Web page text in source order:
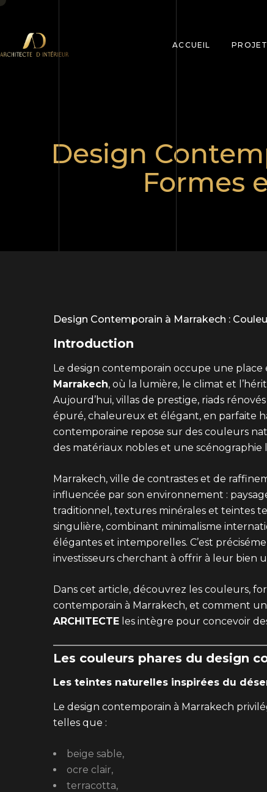
ACCUEIL
Design
Formes
Design Contemporain à Marrakech :
Introduction
Le design contemporain occupe une place
Marrakech, où la lumière, le climat et
Aujourd’hui, villas de prestige, riads
épuré, chaleureux et élégant, en parfaite
contemporaine repose sur des couleurs
des matériaux nobles et une
Marrakech, ville de contrastes et de
influencée par son environnement :
traditionnel, textures minérales et teintes
singulière, combinant minimalisme
élégantes et intemporelles. C’est
investisseurs cherchant à offrir à leur bien
Dans cet article, découvrez les couleurs,
contemporain à Marrakech, et comment
ARCHITECTE les intègre pour concevoir
Les couleurs phares du design
Les teintes naturelles inspirées du
Le design contemporain à Marrakech
telles que :
beige sable,
ocre clair,
terracotta,